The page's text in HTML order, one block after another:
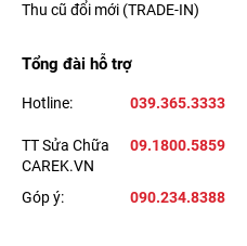
Thu cũ đổi mới (TRADE-IN)
Tổng đài hỗ trợ
Hotline: 039.365.3333
TT Sửa Chữa
CAREK.VN
09.1800.5859
Góp ý: 090.234.8388